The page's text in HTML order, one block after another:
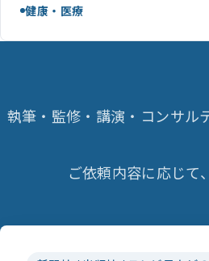
健康・医療
執筆・監修・講演・コンサル
ご依頼内容に応じて